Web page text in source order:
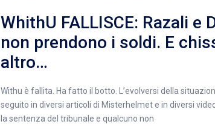
WhithU FALLISCE: Razali e
non prendono i soldi. E
altro…
Withu è fallita. Ha fatto il botto. L’evolversi della
seguito in diversi articoli di Misterhelmet e in diversi
la sentenza del tribunale e qualcuno non